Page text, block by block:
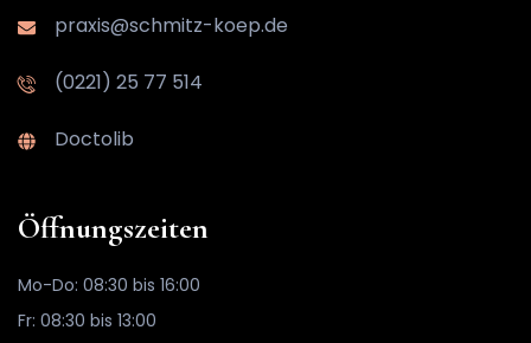
praxis@schmitz-koep.de
(0221) 25 77 514
Doctolib
Öffnungszeiten
Mo-Do: 08:30 bis 16:00
Fr: 08:30 bis 13:00